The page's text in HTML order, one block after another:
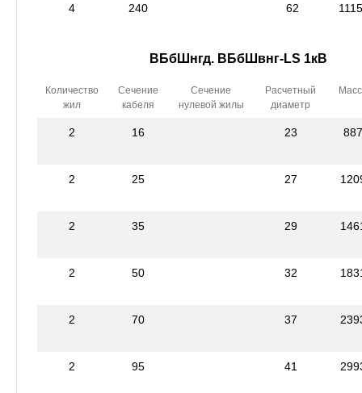
4 240 62
ВБбШнгд. ВБбШвнг-LS 1кВ
Количество
жил
Сечение
кабеля
Сечение
нулевой жилы
Расчетный
диаметр
2 16 23 887
2 25 27
2 35 29
2 50 32
2 70 37
2 95 41